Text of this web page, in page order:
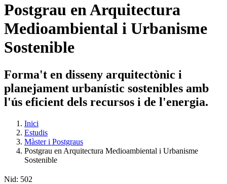
Postgrau en Arquitectura
Medioambiental i Urbanisme
Sostenible
Forma't en disseny arquitectònic i
planejament urbanístic sostenibles amb
l'ús eficient dels recursos i de l'energia.
Inici
Estudis
Màster i Postgraus
Postgrau en Arquitectura Medioambiental i Urbanisme
Sostenible
Nid: 502